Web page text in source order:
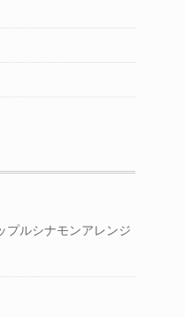
プルシナモンアレンジ